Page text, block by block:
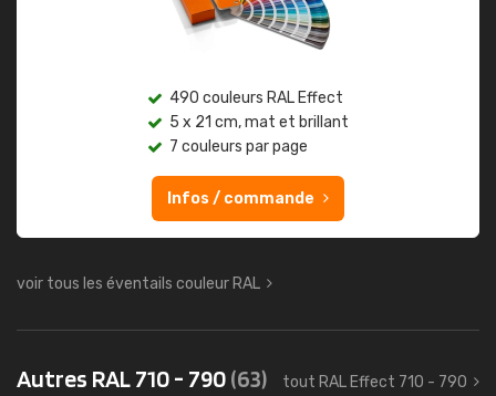
490 couleurs RAL Effect
5 x 21 cm, mat et brillant
7 couleurs par page
Infos / commande
voir tous les éventails couleur RAL
Autres RAL 710 - 790(63) tout RAL Effect 710 - 790